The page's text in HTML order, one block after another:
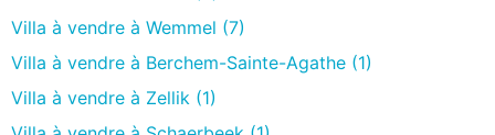
Villa à vendre à Wemmel (7)
Villa à vendre à Berchem-Sainte-Agathe (1)
Villa à vendre à Zellik (1)